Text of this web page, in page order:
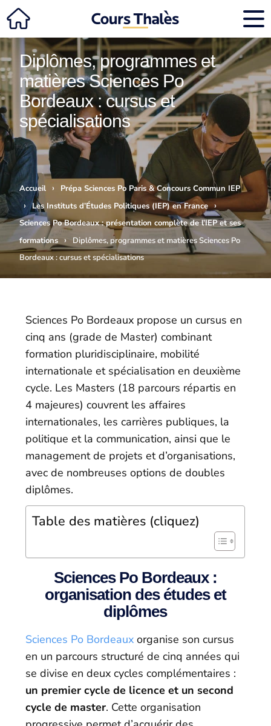
Diplômes, programmes et
matières Sciences Po
Bordeaux : cursus et
spécialisations
Accueil › Prépa Sciences Po Paris & Concours Commun IEP
› Les Instituts d’Études Politiques (IEP) en France ›
Sciences Po Bordeaux : présentation complète de l’IEP et ses
formations
›
Diplômes, programmes et matières Sciences Po
Bordeaux : cursus et spécialisations
Sciences Po Bordeaux propose un cursus en
cinq ans (grade de Master) combinant
formation pluridisciplinaire, mobilité
internationale et spécialisation en deuxième
cycle. Les Masters (18 parcours répartis en
4 majeures) couvrent les affaires
internationales, les carrières publiques, la
politique et la communication, ainsi que le
management de projets et d’organisations,
avec de nombreuses options de doubles
diplômes.
Table des matières (cliquez)
Sciences Po Bordeaux :
organisation des études et
diplômes
Sciences Po Bordeaux organise son cursus
en un parcours structuré de cinq années qui
se divise en deux cycles complémentaires :
un premier cycle de licence et un second
cycle de master. Cette organisation